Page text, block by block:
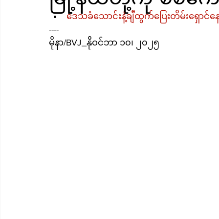
ဒေသခံသောင်းနဲ့ချီထွက်ပြေးတိမ်းရှောင်န
----
မိုနာ/BVJ_နိုဝင်ဘာ ၁၀၊ ၂၀၂၅